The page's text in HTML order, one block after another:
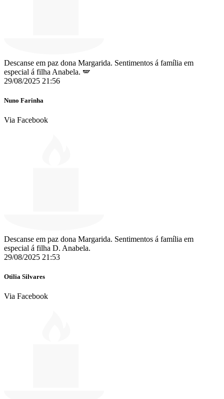
Descanse em paz dona Margarida. Sentimentos á família em
especial á filha Anabela. 🪽️️
29/08/2025 21:56
Nuno Farinha
Via Facebook
Descanse em paz dona Margarida. Sentimentos á família em
especial á filha D. Anabela.
29/08/2025 21:53
Otilia Silvares
Via Facebook